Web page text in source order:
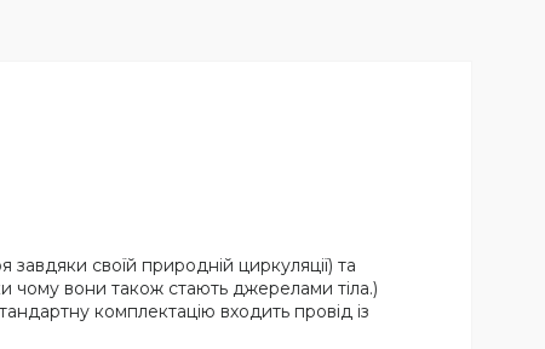
завдяки своїй природній циркуляції) та
чому вони також стають джерелами тіла.)
комплектацію входить провід із